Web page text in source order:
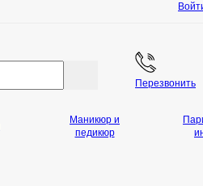
Перезвонить
Маникюр и
педикюр